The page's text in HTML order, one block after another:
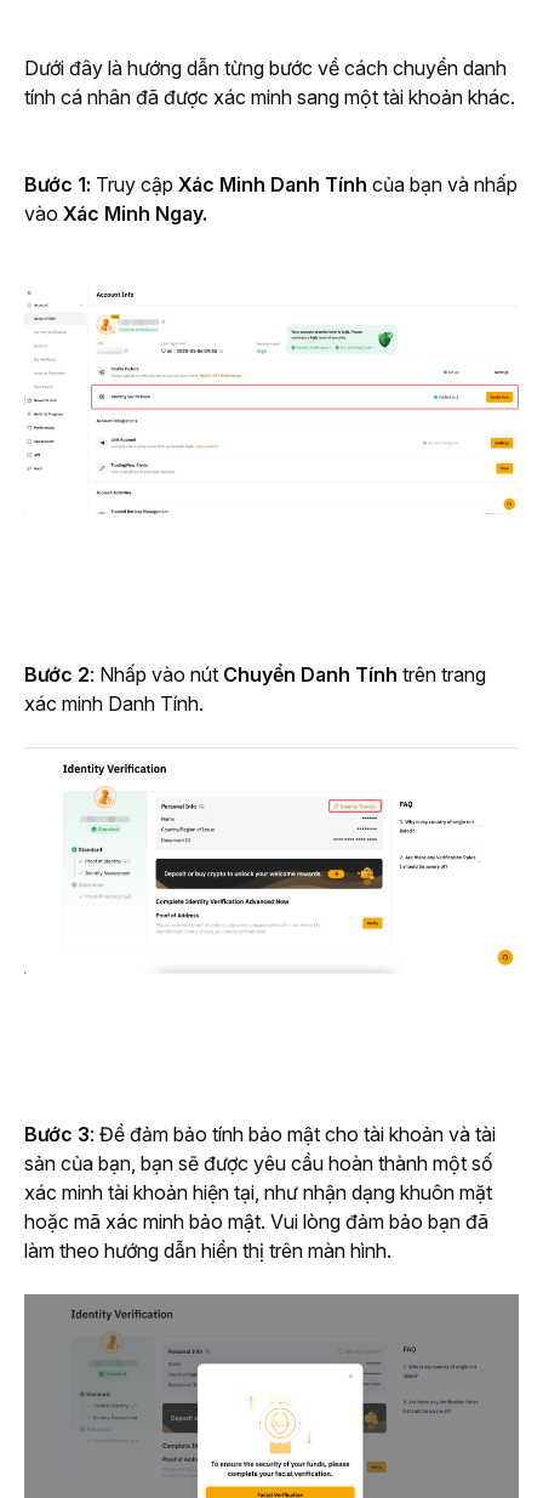
Dưới đây là hướng dẫn từng bước về cách chuyển danh
tính cá nhân đã được xác minh sang một tài khoản khác.
Bước 1: Truy cập Xác Minh Danh Tính của bạn và nhấp
vào Xác Minh Ngay.
Bước 2: Nhấp vào nút Chuyển Danh Tính trên trang
xác minh Danh Tính.
Bước 3: Để đảm bảo tính bảo mật cho tài khoản và tài
sản của bạn, bạn sẽ được yêu cầu hoàn thành một số
xác minh tài khoản hiện tại, như nhận dạng khuôn mặt
hoặc mã xác minh bảo mật. Vui lòng đảm bảo bạn đã
làm theo hướng dẫn hiển thị trên màn hình.